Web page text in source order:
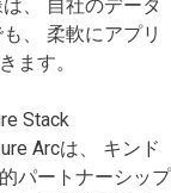
、 自社のデータ
、 柔軟にアプリ
ます。
Stack
Arcは、 キンド
パートナーシップ